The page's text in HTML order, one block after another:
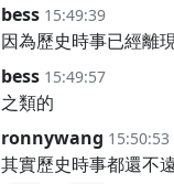
bess 15:49:39
因為歷史時事已經離
bess 15:49:57
之類的
ronnywang 15:50:53
其實歷史時事都還不